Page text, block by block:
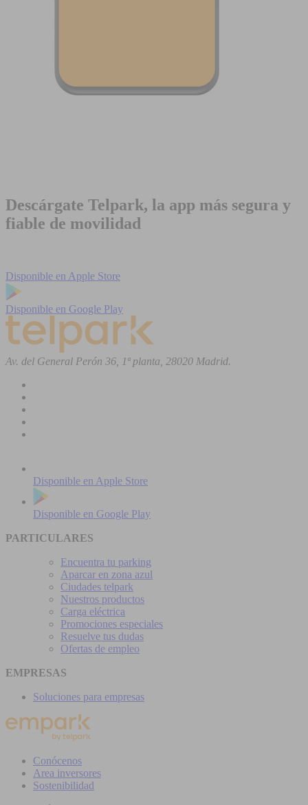
Descárgate Telpark, la app más segura y
fiable de movilidad
Disponible en Apple Store
Disponible en Google Play
Av. del General Perón 36, 1ª planta, 28020 Madrid.
Disponible en Apple Store
Disponible en Google Play
PARTICULARES
Encuentra tu parking
Aparcar en zona azul
Ciudades telpark
Nuestros productos
Carga eléctrica
Promociones especiales
Resuelve tus dudas
Ofertas de empleo
EMPRESAS
Soluciones para empresas
Conócenos
Area inversores
Sostenibilidad